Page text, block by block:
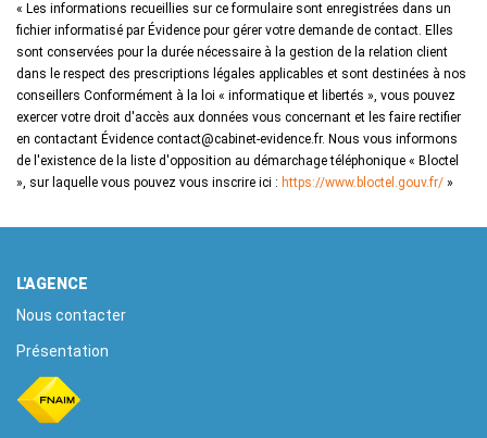
« Les informations recueillies sur ce formulaire sont enregistrées dans un
fichier informatisé par Évidence pour gérer votre demande de contact. Elles
sont conservées pour la durée nécessaire à la gestion de la relation client
dans le respect des prescriptions légales applicables et sont destinées à nos
conseillers Conformément à la loi « informatique et libertés », vous pouvez
exercer votre droit d'accès aux données vous concernant et les faire rectifier
en contactant Évidence contact@cabinet-evidence.fr. Nous vous informons
de l'existence de la liste d'opposition au démarchage téléphonique « Bloctel
», sur laquelle vous pouvez vous inscrire ici : https://www.bloctel.gouv.fr/ »
L'AGENCE
Nous contacter
Présentation